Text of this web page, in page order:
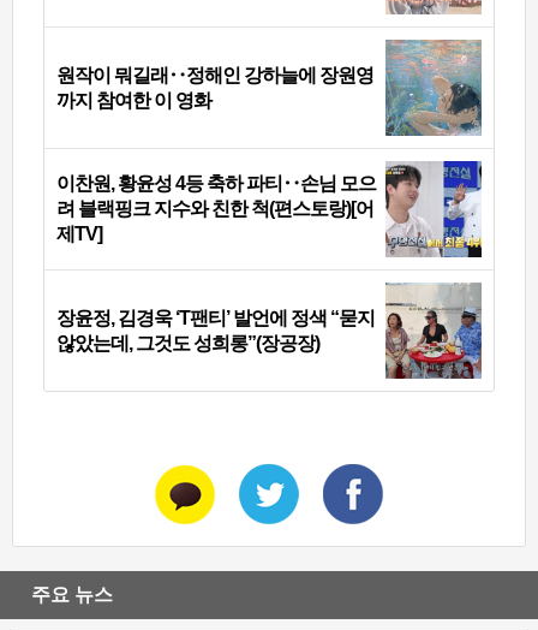
원작이 뭐길래‥정해인 강하늘에 장원영
까지 참여한 이 영화
이찬원, 황윤성 4등 축하 파티‥손님 모으
려 블랙핑크 지수와 친한 척(편스토랑)[어
제TV]
장윤정, 김경욱 ‘T팬티’ 발언에 정색 “묻지
않았는데, 그것도 성희롱”(장공장)
주요 뉴스